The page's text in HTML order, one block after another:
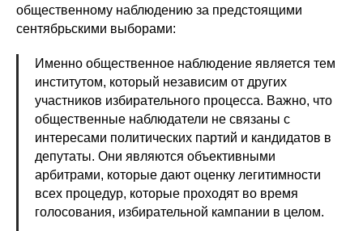
общественному наблюдению за предстоящими
сентябрьскими выборами:
Именно общественное наблюдение является тем
институтом, который независим от других
участников избирательного процесса. Важно, что
общественные наблюдатели не связаны с
интересами политических партий и кандидатов в
депутаты. Они являются объективными
арбитрами, которые дают оценку легитимности
всех процедур, которые проходят во время
голосования, избирательной кампании в целом.